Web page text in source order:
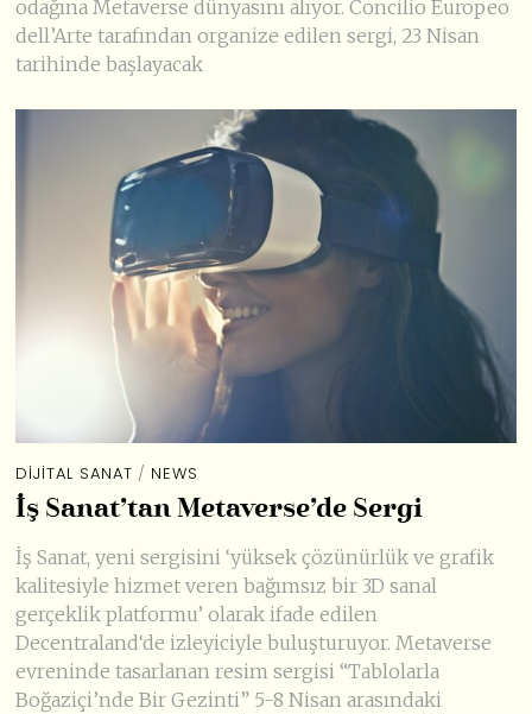
odağına Metaverse dünyasını alıyor. Concilio Europeo
dell’Arte tarafından organize edilen sergi, 23 Nisan
tarihinde başlayacak
DIJITAL SANAT / NEWS
İş Sanat’tan Metaverse’de Sergi
İş Sanat, yeni sergisini ‘yüksek çözünürlük ve grafik
kalitesiyle hizmet veren bağımsız bir 3D sanal
gerçeklik platformu’ olarak ifade edilen
Decentraland‘de izleyiciyle buluşturuyor. Metaverse
evreninde tasarlanan resim sergisi “Tablolarla
Boğaziçi’nde Bir Gezinti” 5-8 Nisan arasındaki